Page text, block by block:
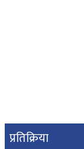
प्रतिक्रिया